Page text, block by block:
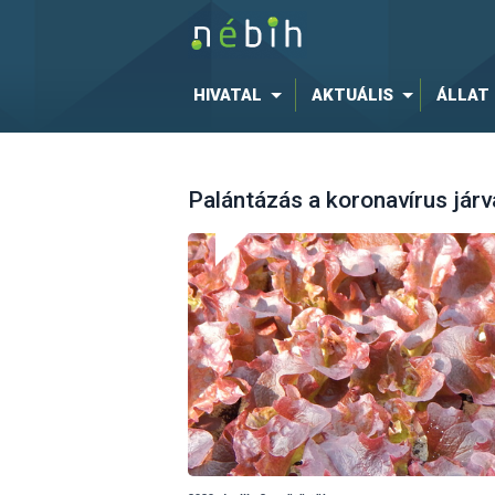
HIVATAL AKTUÁLIS ÁLLAT
Palántázás a koronavírus